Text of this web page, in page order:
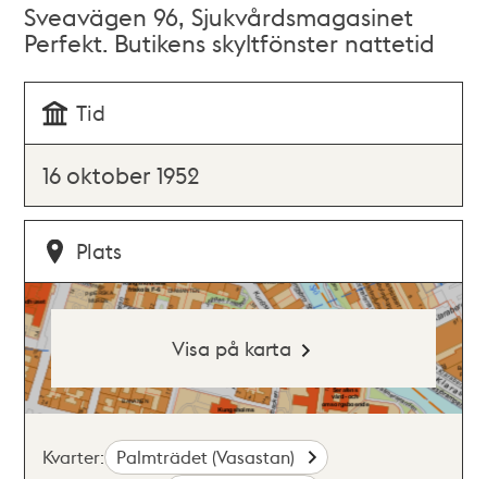
Sveavägen 96, Sjukvårdsmagasinet
Perfekt. Butikens skyltfönster nattetid
Tid
16 oktober 1952
Plats
Visa på karta
Kvarter: Palmträdet (Vasastan)